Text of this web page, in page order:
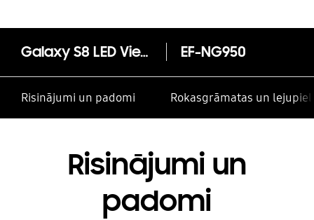
Galaxy S8 LED View atverams vāciņš EF-NG950
Risinājumi un padomi Rokasgrāmatas un
Risinājumi un
padomi